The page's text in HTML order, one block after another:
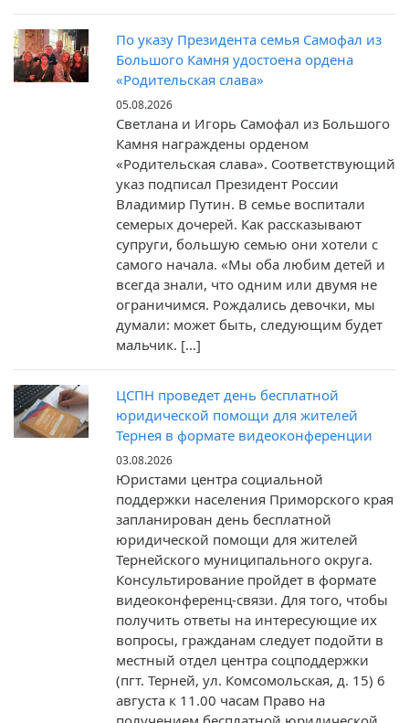
По указу Президента семья Самофал из
Большого Камня удостоена ордена
«Родительская слава»
05.08.2026
Светлана и Игорь Самофал из Большого
Камня награждены орденом
«Родительская слава». Соответствующий
указ подписал Президент России
Владимир Путин. В семье воспитали
семерых дочерей. Как рассказывают
супруги, большую семью они хотели с
самого начала. «Мы оба любим детей и
всегда знали, что одним или двумя не
ограничимся. Рождались девочки, мы
думали: может быть, следующим будет
мальчик. […]
ЦСПН проведет день бесплатной
юридической помощи для жителей
Тернея в формате видеоконференции
03.08.2026
Юристами центра социальной
поддержки населения Приморского края
запланирован день бесплатной
юридической помощи для жителей
Тернейского муниципального округа.
Консультирование пройдет в формате
видеоконференц-связи. Для того, чтобы
получить ответы на интересующие их
вопросы, гражданам следует подойти в
местный отдел центра соцподдержки
(пгт. Терней, ул. Комсомольская, д. 15) 6
августа к 11.00 часам Право на